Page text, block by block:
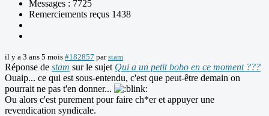
Messages : 7725
Remerciements reçus 1438
il y a 3 ans 5 mois #182857 parstam
Réponse de stam sur le sujet Qui a un petit bobo en ce moment ???
Ouaip... ce qui est sous-entendu, c'est que peut-être demain on
pourrait ne pas t'en donner...
Ou alors c'est purement pour faire ch*er et appuyer une
revendication syndicale.